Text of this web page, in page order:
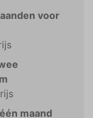
voor
maand